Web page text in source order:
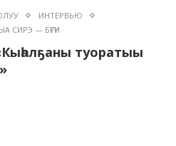
ИНТЕРВЬЮ
СИРЭ — БҮГҮН
туоратыы